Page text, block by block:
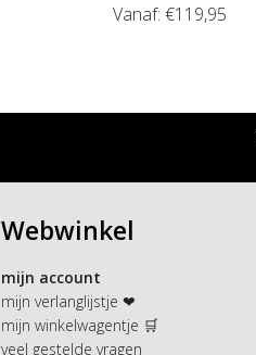
Vanaf: €119,95
Webwinkel
mijn account
mijn verlanglijstje ❤
mijn winkelwagentje 🛒
veel gestelde vragen